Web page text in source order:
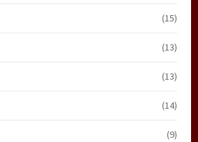
(15)
(13)
(13)
(14)
(9)